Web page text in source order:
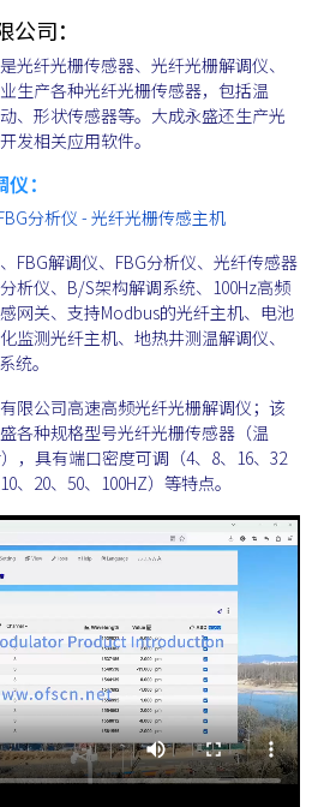
司：
光纤光栅传感器、光纤光栅解调仪、
生产各种光纤光栅传感器，包括温
、形状传感器等。大成永盛还生产光
发相关应用软件。
：
分析仪 - 光纤光栅传感主机
FBG解调仪、FBG分析仪、光纤传感器
析仪、B/S架构解调系统、100Hz高频
网关、支持Modbus的光纤主机、电池
监测光纤主机、地热井测温解调仪、
统。
限公司高速高频光纤光栅解调仪；该
各种规格型号光纤光栅传感器（温
，具有端口密度可调（4、8、16、32
、20、50、100HZ）等特点。